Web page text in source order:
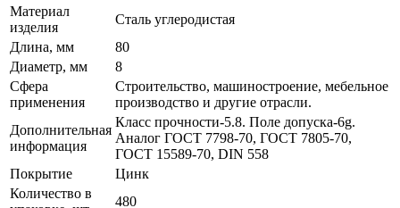
Материал
изделия
Сталь углеродистая
Длина, мм
80
Диаметр, мм
8
Сфера
применения
Строительство, машиностроение, мебельное
производство и другие отрасли.
Дополнительная
информация
Класс прочности-5.8. Поле допуска-6g.
Аналог ГОСТ 7798-70, ГОСТ 7805-70,
ГОСТ 15589-70, DIN 558
Покрытие
Цинк
Количество в
480